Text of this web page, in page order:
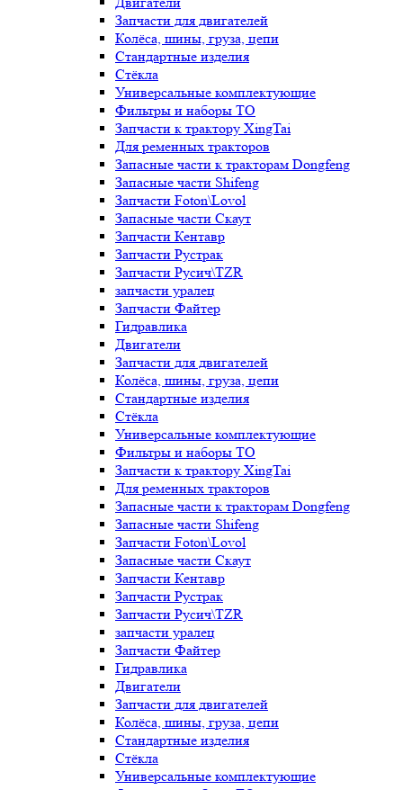
Запчасти для двигателей
Колёса, шины, груза, цепи
Стандартные изделия
Стёкла
Универсальные комплектующие
Фильтры и наборы ТО
Запчасти к трактору XingTai
Для ременных тракторов
Запасные части к тракторам Dongfeng
Запасные части Shifeng
Запчасти Foton\Lovol
Запасные части Скаут
Запчасти Кентавр
Запчасти Рустрак
Запчасти Русич\TZR
запчасти уралец
Запчасти Файтер
Гидравлика
Двигатели
Запчасти для двигателей
Колёса, шины, груза, цепи
Стандартные изделия
Стёкла
Универсальные комплектующие
Фильтры и наборы ТО
Запчасти к трактору XingTai
Для ременных тракторов
Запасные части к тракторам Dongfeng
Запасные части Shifeng
Запчасти Foton\Lovol
Запасные части Скаут
Запчасти Кентавр
Запчасти Рустрак
Запчасти Русич\TZR
запчасти уралец
Запчасти Файтер
Гидравлика
Двигатели
Запчасти для двигателей
Колёса, шины, груза, цепи
Стандартные изделия
Стёкла
Универсальные комплектующие